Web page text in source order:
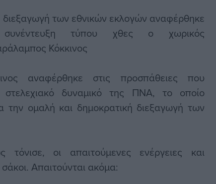
διεξαγωγή των εθνικών εκλογών αναφέρθηκε
τύπου χθες ο χωρικός
Κόκκινος
αναφέρθηκε στις προσπάθειες που
δυναμικό της ΠΝΑ, το οποίο
την ομαλή και δημοκρατική διεξαγωγή των
οι απαιτούμενες ενέργειες και
σάκοι. Απαιτούνται ακόμα: